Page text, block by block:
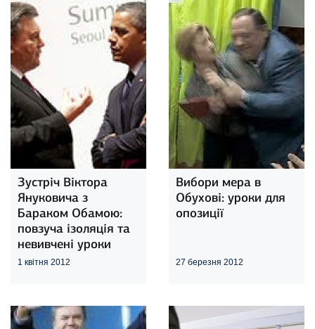
Зустріч Віктора
Януковича з
Бараком Обамою:
повзуча ізоляція та
невивчені уроки
1 квітня 2012
Вибори мера в
Обухові: уроки для
опозиції
27 березня 2012